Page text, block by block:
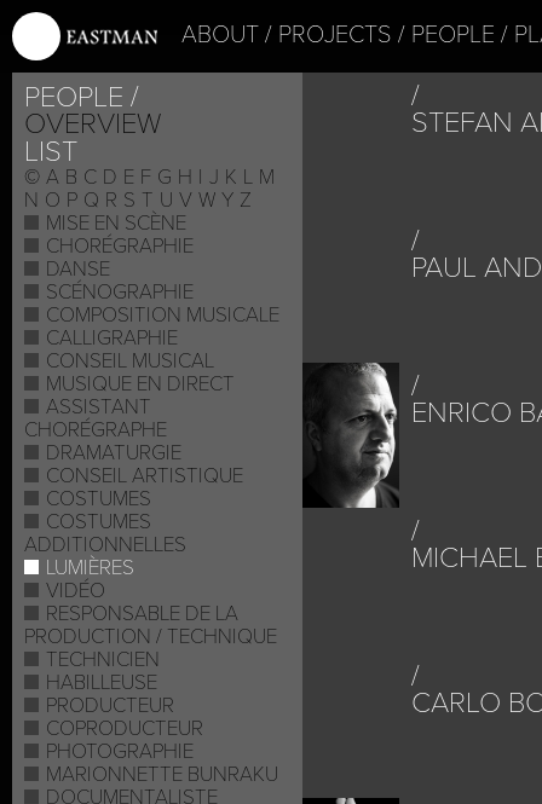
ABOUT PROJECTS PEOPLE
PEOPLE
OVERVIEW
LIST
© A B C D E F G H I J K L M
N O P Q R S T U V W Y Z
MISE EN SCÈNE
CHORÉGRAPHIE
DANSE
SCÉNOGRAPHIE
COMPOSITION MUSICALE
CALLIGRAPHIE
CONSEIL MUSICAL
MUSIQUE EN DIRECT
ASSISTANT
CHORÉGRAPHE
DRAMATURGIE
CONSEIL ARTISTIQUE
COSTUMES
COSTUMES
ADDITIONNELLES
LUMIÈRES
VIDÉO
RESPONSABLE DE LA
PRODUCTION / TECHNIQUE
TECHNICIEN
HABILLEUSE
PRODUCTEUR
COPRODUCTEUR
PHOTOGRAPHIE
MARIONNETTE BUNRAKU
DOCUMENTALISTE
STEFAN
PAUL
ENRICO
MICHAEL
CARLO